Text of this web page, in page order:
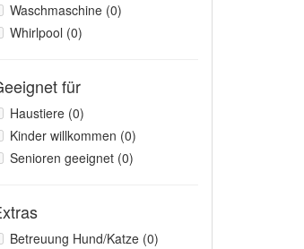
Waschmaschine (0)
Whirlpool (0)
für
Haustiere (0)
Kinder willkommen (0)
Senioren geeignet (0)
Betreuung Hund/Katze (0)